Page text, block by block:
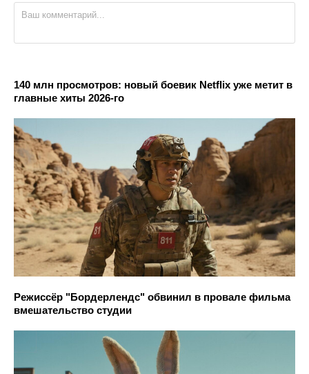
140 млн просмотров: новый боевик Netflix уже метит в
главные хиты 2026-го
Режиссёр "Бордерлендс" обвинил в провале фильма
вмешательство студии